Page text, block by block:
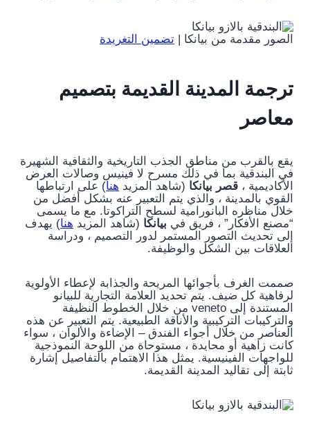
الصور مقدمة من بيانكا | تضمين التغريدة
ترجمة المدينة القديمة بتصميم
معاصر
يقع بالقرب من مناطق الجذب التاريخية والثقافية الشهيرة
في البندقية بما في ذلك مسرح لا فينيس وصالات العرض
الأكاديمية ، قصر بيانكا (شاهد المزيد هنا) على ارتباطها
القوي بالمدينة ، والذي يتم التعبير عنه بشكل أفضل من
خلال مناظره البانورامية لسطح التراكوتا. مع ما يسمى
“مصنع الأفكار” ، فريق في بيانكا (شاهد المزيد هنا) يهدف
إلى تحديث التصور المستمر لدور التصميم ، ودراسة
العلاقات بين الشكل والوظيفة.
صممت الغرف بأجوائها المريحة والجذابة لإعطاء الأولوية
لرفاهية كل ضيف. يتم تحديد العلامة التجارية للبيانو
المستندة إلى veneto من خلال الخطوط النظيفة
والتركيبات التركيبية والأناقة الطبيعية. يتم التعبير عن هذه
العناصر من خلال أجواء الفندق – الإضاءة والألوان ، سواء
كانت زاهية أو محايدة ، مستوحاة من اللوحة النموذجية
للواجهات الفينيسية. يمثل هذا الاهتمام بالتفاصيل إشارة
ثابتة إلى تقاليد المدينة القديمة.